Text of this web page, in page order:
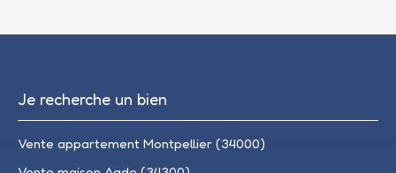
Je recherche un bien
Vente appartement Montpellier (34000)